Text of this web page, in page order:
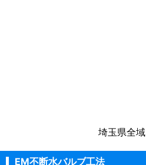
埼玉県全域
EM不断水バルブ工法